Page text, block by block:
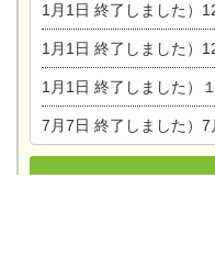
1月1日 終了しました）12月
1月1日 終了しました）12月16日
1月1日 終了しました）１２月９日(日)
7月7日 終了しました）7月7・8日（土・日）は、地震に強く